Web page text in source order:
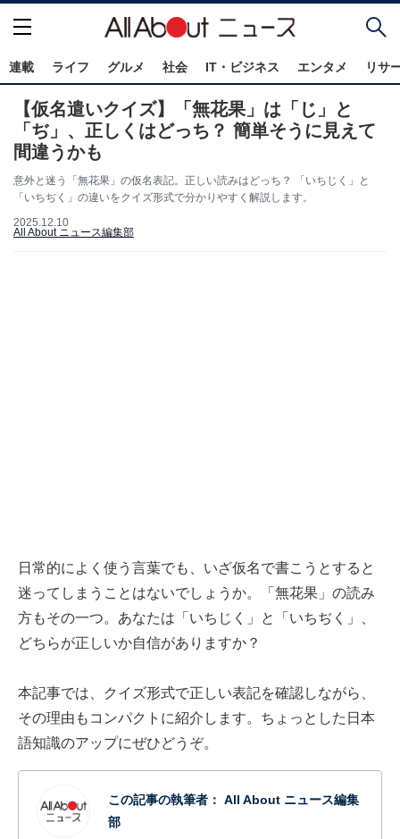
連載 ライフ グルメ 社会 IT・ビジネス エンタメ リサ
【仮名遣いクイズ】「無花果」は「じ」と
「ぢ」、正しくはどっち？ 簡単そうに見えて
間違うかも
意外と迷う「無花果」の仮名表記。正しい読みはどっち？ 「いちじく」と
「いちぢく」の違いをクイズ形式で分かりやすく解説します。
2025.12.10
All About ニュース編集部
日常的によく使う言葉でも、いざ仮名で書こうとすると
迷ってしまうことはないでしょうか。「無花果」の読み
方もその一つ。あなたは「いちじく」と「いちぢく」、
どちらが正しいか自信がありますか？
本記事では、クイズ形式で正しい表記を確認しながら、
その理由もコンパクトに紹介します。ちょっとした日本
語知識のアップにぜひどうぞ。
この記事の執筆者： All About ニュース編集
部